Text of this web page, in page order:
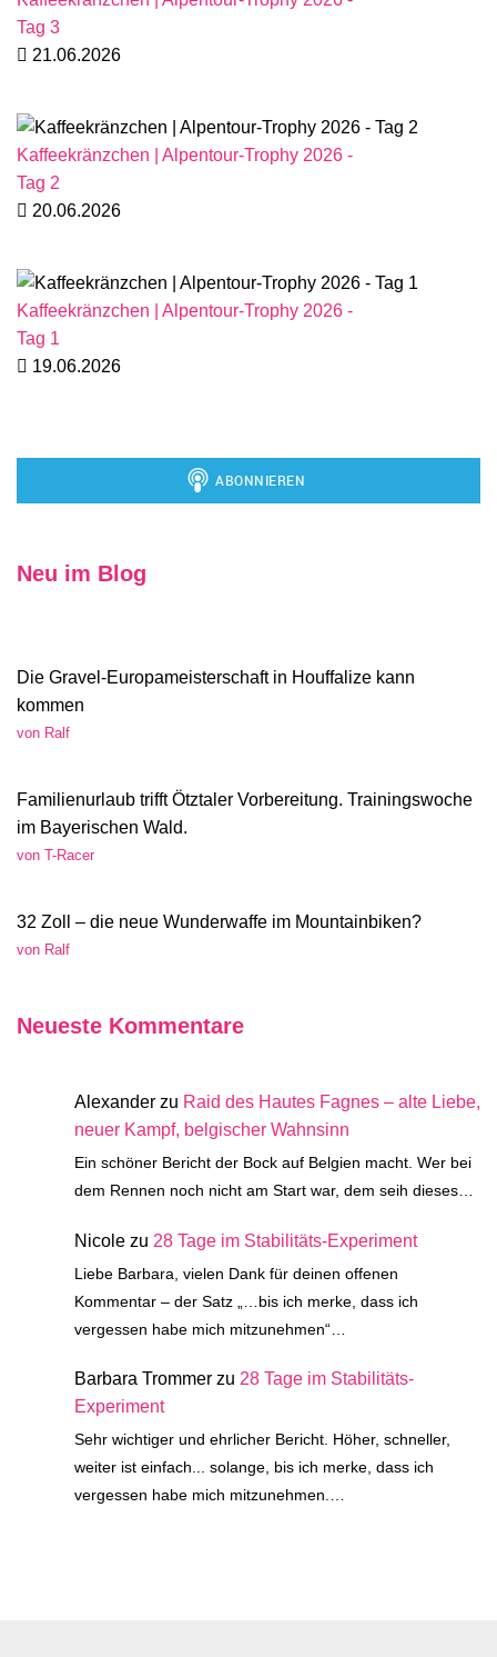
Tag 3
21.06.2026
Kaffeekränzchen | Alpentour-Trophy 2026 -
Tag 2
20.06.2026
Kaffeekränzchen | Alpentour-Trophy 2026 -
Tag 1
19.06.2026
Neu im Blog
Die Gravel-Europameisterschaft in Houffalize kann
kommen
von Ralf
Familienurlaub trifft Ötztaler Vorbereitung. Trainingswoche
im Bayerischen Wald.
von T-Racer
32 Zoll – die neue Wunderwaffe im Mountainbiken?
von Ralf
Neueste Kommentare
Alexander zu Raid des Hautes Fagnes – alte Liebe,
neuer Kampf, belgischer Wahnsinn
Ein schöner Bericht der Bock auf Belgien macht. Wer bei
dem Rennen noch nicht am Start war, dem seih dieses…
Nicole zu 28 Tage im Stabilitäts-Experiment
Liebe Barbara, vielen Dank für deinen offenen
Kommentar – der Satz „…bis ich merke, dass ich
vergessen habe mich mitzunehmen“…
Barbara Trommer zu 28 Tage im Stabilitäts-
Experiment
Sehr wichtiger und ehrlicher Bericht. Höher, schneller,
weiter ist einfach... solange, bis ich merke, dass ich
vergessen habe mich mitzunehmen.…